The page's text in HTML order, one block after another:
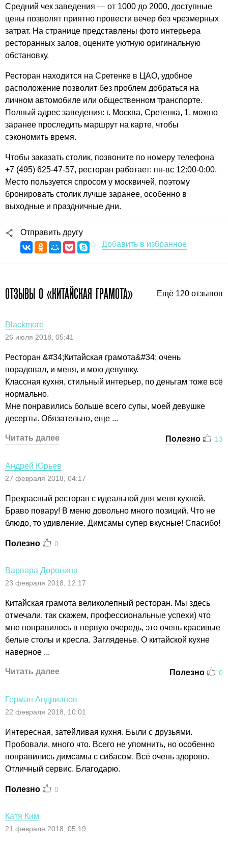
Средний чек заведения — от 1000 до 2000, доступные
цены позволят приятно провести вечер без чрезмерных
затрат. На странице представлены фото интерьера
ресторанных залов, оцените уютную оригинальную
обстановку.
Ресторан находится на Сретенке в ЦАО, удобное
расположение позволит без проблем добраться на
личном автомобиле или общественном транспорте.
Полный адрес заведения: г. Москва, Сретенка, 1, можно
заранее проследить маршрут на карте, чтобы
сэкономить время.
Чтобы заказать столик, позвоните по номеру телефона
+7 (495) 625-47-57, ресторан работает: пн-вс 12:00-0:00.
Место пользуется спросом у москвичей, поэтому
бронировать столик лучше заранее, особенно в
выходные и праздничные дни.
Отправить другу
ОТЗЫВЫ О «КИТАЙСКАЯ ГРАМОТА» Ещё 120 отзывов
Blackmore
26 июля 2018, 05:41
Ресторан &#34;Китайская грамота&#34; очень
порадовал, и меня, и мою девушку.
Классная кухня, стильный интерьер, по деньгам тоже всё
нормально.
Мне понравились больше всего супы, моей девушке
десерты. Обязательно, еще ...
Читать далее Полезно 13
Андрей Юрьев
27 февраля 2018, 04:17
Прекрасный ресторан с идеальной для меня кухней.
Браво повару! В меню довольно много позиций. Что не
блюдо, то удивление. Димсамы супер вкусные! Спасибо!
Полезно 0
Варвара Доронина
23 февраля 2018, 12:17
Китайская грамота великолепный ресторан. Мы здесь
отмечали, так скажем, профессиональные успехи) что
мне понравилось в первую очередь, это очень красивые
белые столы и кресла. Загляденье. О китайской кухне
наверное ...
Читать далее Полезно 0
Герман Андрианов
22 февраля 2018, 10:01
Интересная, затейливая кухня. Были с друзьями.
Пробовали, много что. Всего не упомнить, но особенно
понравились димсамы с сибасом. Всё очень здорово.
Отличный сервис. Благодарю.
Полезно 0
Катя Ким
21 февраля 2018, 05:19